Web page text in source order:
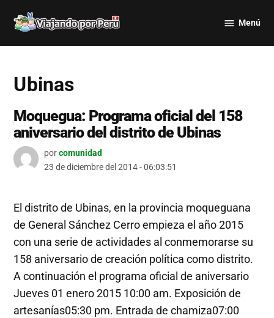
por Perú
Menú
Ubinas
Moquegua: Programa oficial del 158
aniversario del distrito de Ubinas
porcomunidad
23 de diciembre del 2014 - 06:03:51
El distrito de Ubinas, en la provincia moqueguana
de General Sánchez Cerro empieza el año 2015
con una serie de actividades al conmemorarse su
158 aniversario de creación política como distrito.
A continuación el programa oficial de aniversario
Jueves 01 enero 2015 10:00 am. Exposición de
artesanías05:30 pm. Entrada de chamiza07:00